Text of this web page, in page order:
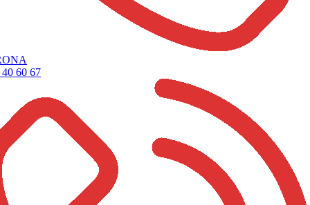
60 67